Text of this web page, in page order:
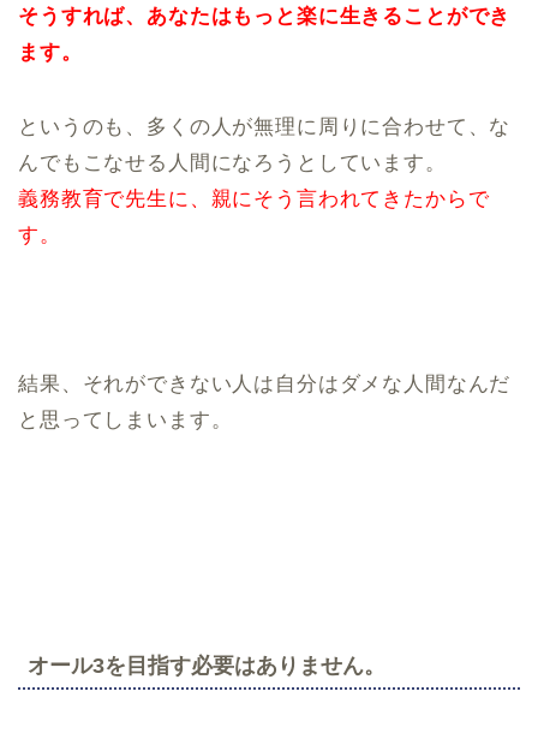
そうすれば、あなたはもっと楽に生きることができ
ます。
というのも、多くの人が無理に周りに合わせて、な
んでもこなせる人間になろうとしています。
義務教育で先生に、親にそう言われてきたからで
す。
結果、それができない人は自分はダメな人間なんだ
と思ってしまいます。
オール3を目指す必要はありません。